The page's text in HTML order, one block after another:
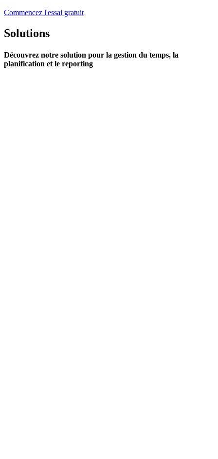
Commencez l'essai gratuit
Solutions
Découvrez notre solution pour la gestion du temps, la
planification et le reporting